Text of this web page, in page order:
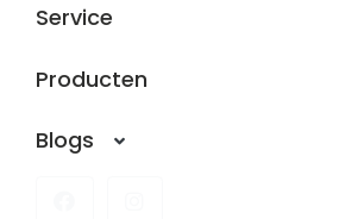
Service
Producten
Blogs